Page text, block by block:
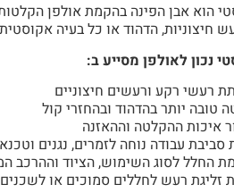
הוא אבן הפינה בהקמת אולפן
חיצוניות, הדהוד או כל בעיה
נכון לאולפן מסייע ב:
רעשי רקע ורעשים חיצוניים
טובה יותר בהדהוד ובהחזרי קול
איכות ההקלטה וההאזנה
סביבת עבודה נוחה לזמרים, נגנים
החלל לסוג השימוש, הציוד וההרכב
זליגת רעש לחללים סמוכים או לשכנים